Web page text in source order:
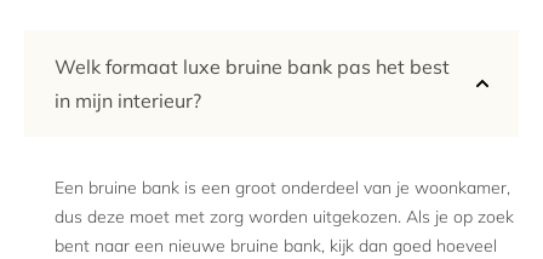
Welk formaat luxe bruine bank pas het best
in mijn interieur?
Een bruine bank is een groot onderdeel van je woonkamer,
dus deze moet met zorg worden uitgekozen. Als je op zoek
bent naar een nieuwe bruine bank, kijk dan goed hoeveel